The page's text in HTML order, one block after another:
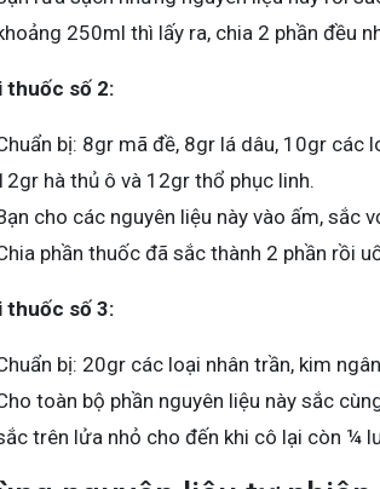
250ml thì lấy ra, chia 2 phần đều
thuốc số 2:
bị: 8gr mã đề, 8gr lá dâu, 10gr các
hà thủ ô và 12gr thổ phục linh.
cho các nguyên liệu này vào ấm,
phần thuốc đã sắc thành 2 phần rồi
thuốc số 3:
bị: 20gr các loại nhân trần, kim
toàn bộ phần nguyên liệu này sắc
trên lửa nhỏ cho đến khi cô lại còn ¼